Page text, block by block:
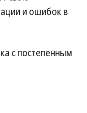
и ошибок в
с постепенным